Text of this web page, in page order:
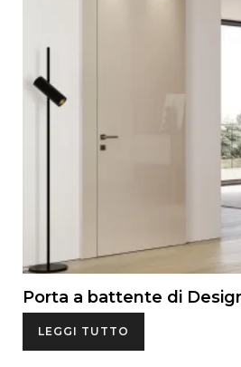
Porta a battente di
LEGGI TUTTO